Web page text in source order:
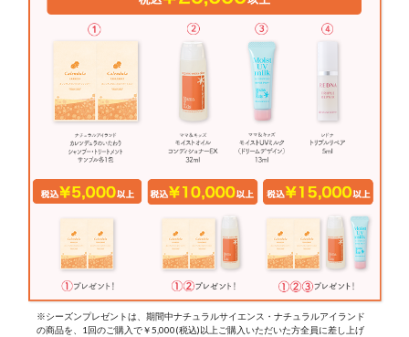
※シーズンプレゼントは、期間中ナチュラルサイエンス・ナチュラルアイランド
の商品を、1回のご購入で￥5,000(税込)以上ご購入いただいた方全員に差し上げ